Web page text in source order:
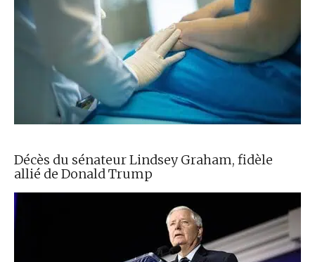
Décès du sénateur Lindsey Graham, fidèle
allié de Donald Trump